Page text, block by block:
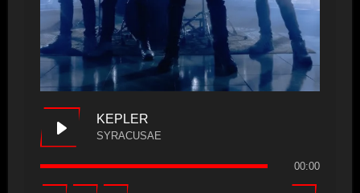
KEPLER
SYRACUSAE
00:00